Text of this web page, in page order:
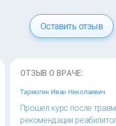
Оставить отзыв
ОТЗЫВ О ВРАЧЕ:
Тармогин Иван Николаевич
Прошел курс после
рекомендации